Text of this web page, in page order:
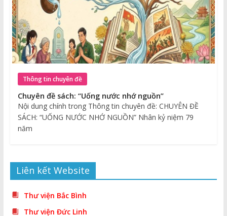
Thông tin chuyên đề
Chuyên đề sách: “Uống nước nhớ nguồn”
Nội dung chính trong Thông tin chuyên đề: CHUYÊN ĐỀ
SÁCH: “UỐNG NƯỚC NHỚ NGUỒN” Nhân kỷ niệm 79
năm
Liên kết Website
Thư viện Bắc Bình
Thư viện Đức Linh